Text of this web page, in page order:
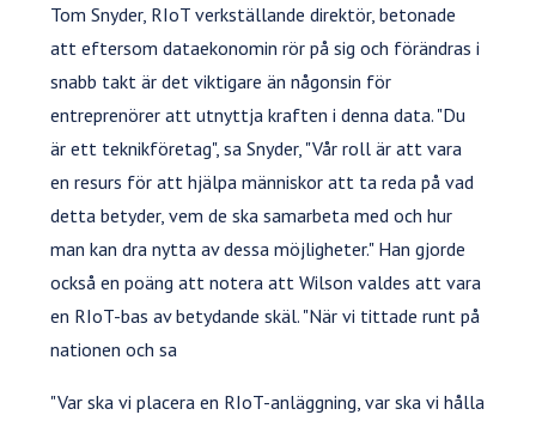
Tom Snyder, RIoT verkställande direktör, betonade
att eftersom dataekonomin rör på sig och förändras i
snabb takt är det viktigare än någonsin för
entreprenörer att utnyttja kraften i denna data. "Du
är ett teknikföretag", sa Snyder, "Vår roll är att vara
en resurs för att hjälpa människor att ta reda på vad
detta betyder, vem de ska samarbeta med och hur
man kan dra nytta av dessa möjligheter." Han gjorde
också en poäng att notera att Wilson valdes att vara
en RIoT-bas av betydande skäl. "När vi tittade runt på
nationen och sa
"Var ska vi placera en RIoT-anläggning, var ska vi hålla